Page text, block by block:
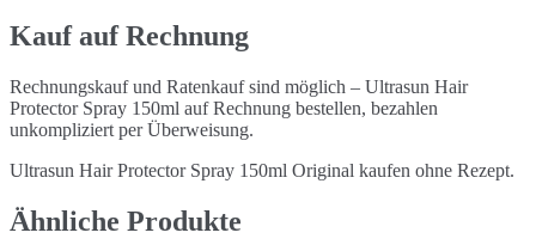
Kauf auf Rechnung
Rechnungskauf und Ratenkauf sind möglich – Ultrasun Hair
Protector Spray 150ml auf Rechnung bestellen, bezahlen
unkompliziert per Überweisung.
Ultrasun Hair Protector Spray 150ml Original kaufen ohne Rezept.
Ähnliche Produkte